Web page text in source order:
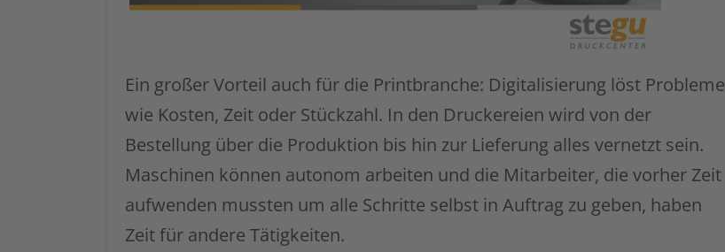
Ein großer Vorteil auch für die Printbranche: Digitalisierung löst Probleme
wie Kosten, Zeit oder Stückzahl. In den Druckereien wird von der
Bestellung über die Produktion bis hin zur Lieferung alles vernetzt sein.
Maschinen können autonom arbeiten und die Mitarbeiter, die vorher Zeit
aufwenden mussten um alle Schritte selbst in Auftrag zu geben, haben
Zeit für andere Tätigkeiten.